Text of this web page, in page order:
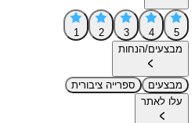
5
4
3
2
1
מבצעים/הנחות
מבצעים
ספרייה ציבורית
עלו לאתר